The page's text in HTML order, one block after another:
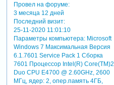
Провел на форуме:
3 месяца 12 дней
Последний визит:
25-11-2020 11:01:10
Параметры компьютера:Microsoft
Windows 7 Максимальная Версия
6.1.7601 Service Pack 1 Сборка
7601 Процессор Intel(R) Core(TM)2
Duo CPU E4700 @ 2.60GHz, 2600
МГц, ядер: 2, опер.память 4ГБ,